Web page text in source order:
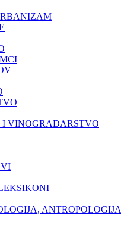
VINOGRADARSTVO
ANTROPOLOGIJA